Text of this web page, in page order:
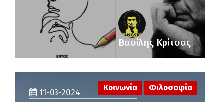
Βασίλης Κρίτσας
11-03-2024
Κοινωνία Φιλοσοφία